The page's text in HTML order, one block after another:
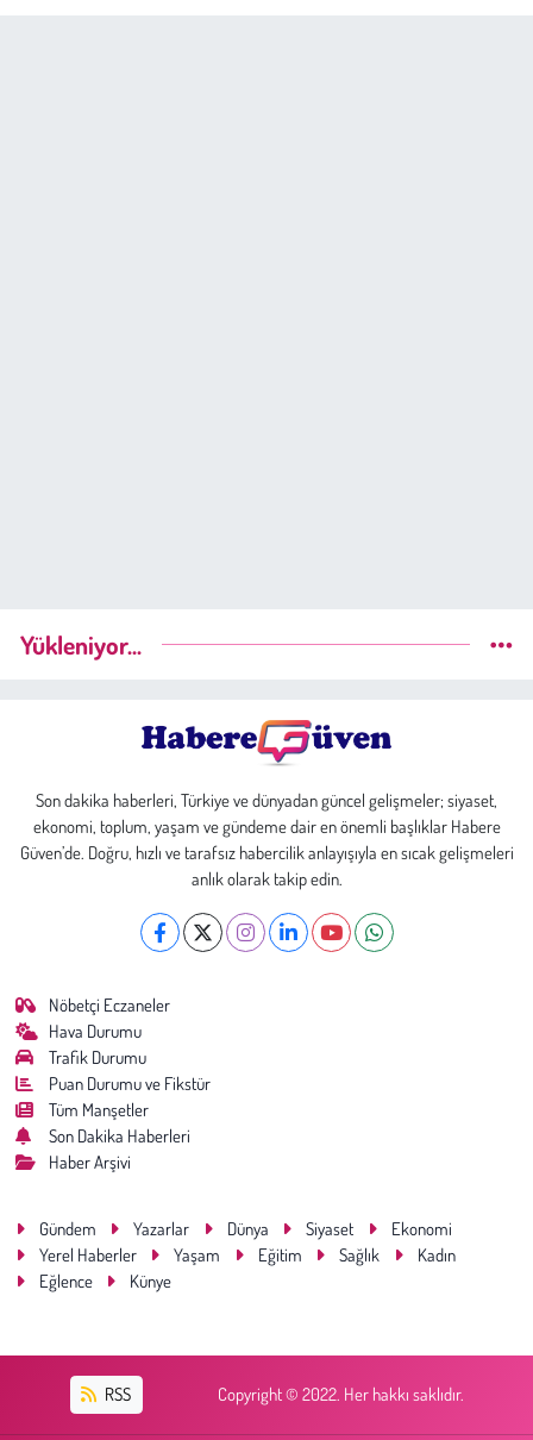
Yükleniyor...
Son dakika haberleri, Türkiye ve dünyadan güncel gelişmeler; siyaset,
ekonomi, toplum, yaşam ve gündeme dair en önemli başlıklar Habere
Güven’de. Doğru, hızlı ve tarafsız habercilik anlayışıyla en sıcak gelişmeleri
anlık olarak takip edin.
Nöbetçi Eczaneler
Hava Durumu
Trafik Durumu
Puan Durumu ve Fikstür
Tüm Manşetler
Son Dakika Haberleri
Haber Arşivi
Gündem Yazarlar Dünya Siyaset
Ekonomi
Yerel Haberler
Yaşam Eğitim Sağlık
Kadın
Eğlence
Künye
RSS Copyright © 2022. Her hakkı saklıdır.